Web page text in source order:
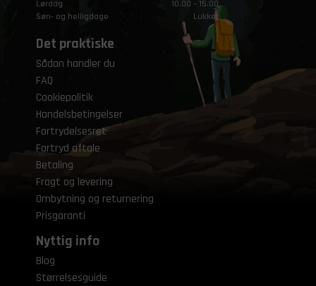
Lørdag
10.00 – 15.00
Søn- og helligdage
Lukket
Det praktiske
Sådan handler du
FAQ
Cookiepolitik
Handelsbetingelser
Fortrydelsesret
Fortryd aftale
Betaling
Fragt og levering
Ombytning og returnering
Prisgaranti
Nyttig info
Blog
Størrelsesguide